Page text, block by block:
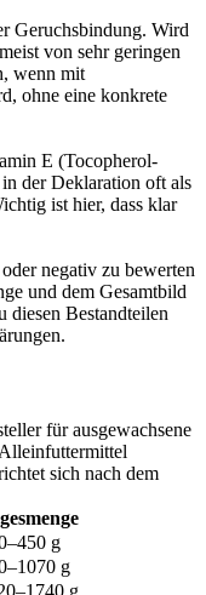
Geruchsbindung. Wird
von sehr geringen
wenn mit
ohne eine konkrete
E (Tocopherol-
der Deklaration oft als
ist hier, dass klar
negativ zu bewerten
und dem Gesamtbild
diesen Bestandteilen
für ausgewachsene
sich nach dem
g
g
g